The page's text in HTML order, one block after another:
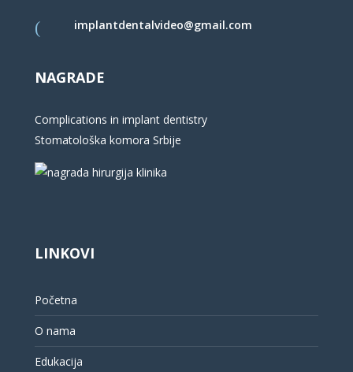
implantdentalvideo@gmail.com
NAGRADE
Complications in implant dentistry
Stomatološka komora Srbije
LINKOVI
Početna
O nama
Edukacija